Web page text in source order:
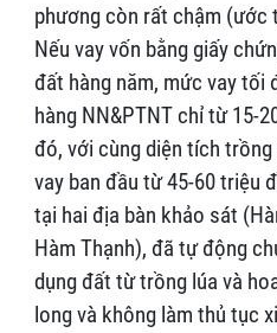
phương còn rất chậm (ước
Nếu vay vốn bằng giấy
đất hàng năm, mức vay tối
hàng NN&PTNT chỉ từ 15-
đó, với cùng diện tích
vay ban đầu từ 45-60 triệu
tại hai địa bàn khảo sát
Hàm Thạnh), đã tự động
dụng đất từ trồng lúa và
long và không làm thủ tục